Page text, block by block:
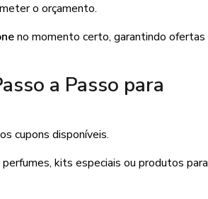
o orçamento.
no momento certo, garantindo ofertas
a Passo para
cupons disponíveis.
kits especiais ou produtos